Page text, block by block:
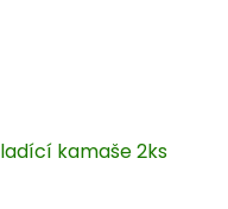
kamaše 2ks